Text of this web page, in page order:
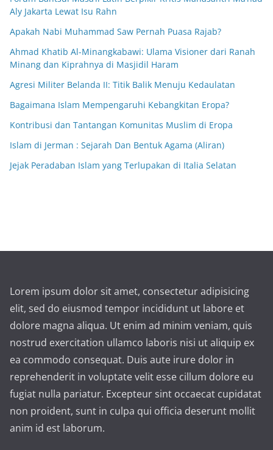
Aly Jakarta Lewat Isu Rahn
Apakah Nabi Muhammad Saw Pernah Puasa Rajab?
Ahmad Khatib Al-Minangkabawi: Ulama Visioner dari Ranah
Minang dan Kiprahnya di Masjidil Haram
Agresi Militer Belanda II: Titik Balik Menuju Kedaulatan
Bagaimana Islam Mempengaruhi Kebangkitan Eropa?
Kontribusi dan Tantangan Komunitas Muslim di Eropa
Islam di Jerman : Sejarah Dan Bentuk Agama (Aliran)
Jejak Peradaban Islam yang Terlupakan di Italia Selatan
Lorem ipsum dolor sit amet, consectetur adipisicing
elit, sed do eiusmod tempor incididunt ut labore et
dolore magna aliqua. Ut enim ad minim veniam, quis
nostrud exercitation ullamco laboris nisi ut aliquip ex
ea commodo consequat. Duis aute irure dolor in
reprehenderit in voluptate velit esse cillum dolore eu
fugiat nulla pariatur. Excepteur sint occaecat cupidatat
non proident, sunt in culpa qui officia deserunt mollit
anim id est laborum.